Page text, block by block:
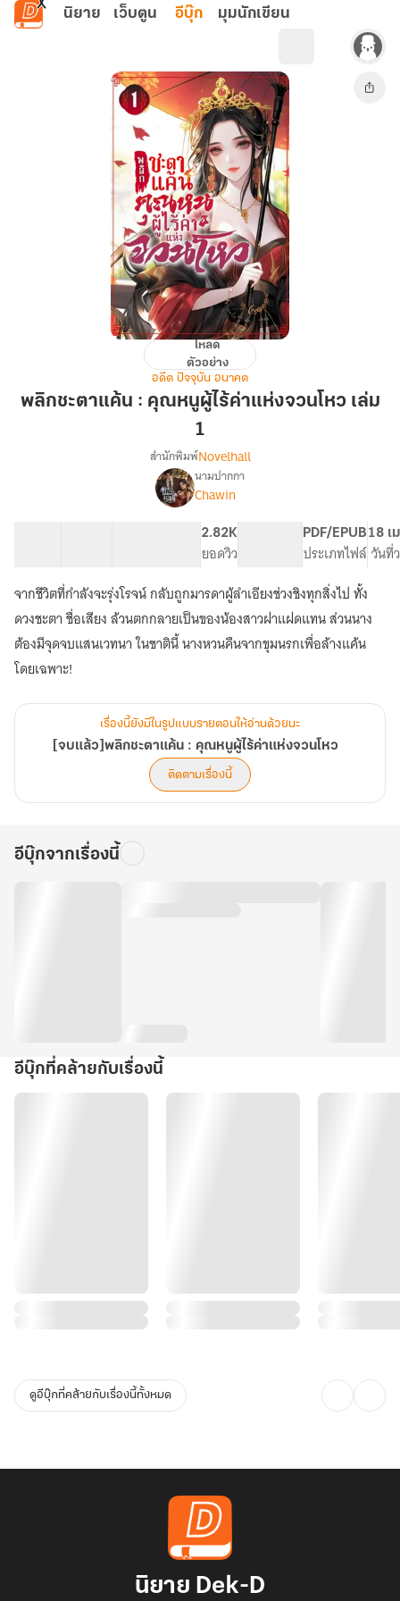
ข้ามไปยังเนื้อหาหลัก
นิยาย เว็บตูน อีบุ๊ก มุมนักเขียน
แค้น
ค่า
จวน
โหว
เล่ม
1
โหลด
ตัวอย่าง
อดีต ปัจจุบัน อนาคต
พลิกชะตาแค้น : คุณหนูผู้ไร้ค่าแห่งจวนโหว เล่ม
1
เรื่อง[จบ
แล้ว]พลิก
ชะตา
แค้น
:
คุณ
หนู
ผู้
ไร้
ค่า
โหว
สำนักพิมพ์Novelhall
นามปากกา
Chawin
2.82K
ยอดวิว
PDF/EPUB
ประเภทไฟล์
18 เ
วันที่
จากชีวิตที่กำลังจะรุ่งโรจน์ กลับถูกมารดาผู้ลำเอียงช่วงชิงทุกสิ่งไป ทั้ง
ดวงชะตา ชื่อเสียง ล้วนตกกลายเป็นของน้องสาวฝาแฝดแทน ส่วนนาง
ต้องมีจุดจบแสนเวทนา ในชาตินี้ นางหวนคืนจากขุมนรกเพื่อล้างแค้น
โดยเฉพาะ!
เรื่องนี้ยังมีในรูปแบบรายตอนให้อ่านด้วยนะ
[จบแล้ว]พลิกชะตาแค้น : คุณหนูผู้ไร้ค่าแห่งจวนโหว
ติดตามเรื่องนี้
อีบุ๊กจากเรื่องนี้
อีบุ๊กที่คล้ายกับเรื่องนี้
ดูอีบุ๊กที่คล้ายกับเรื่องนี้ทั้งหมด
นิยาย Dek-D